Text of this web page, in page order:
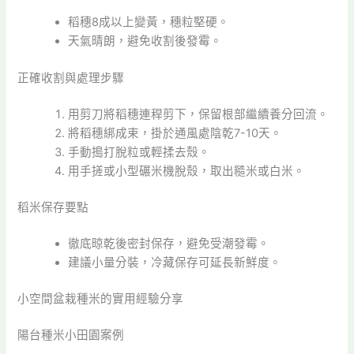
稻穗8成以上變黃，穗粒堅硬。
天氣晴朗，避免收割後發霉。
正確收割與處理步驟
用剪刀將稻穗連稈剪下，保留根部繼續養分回流。
將稻穗綁成束，掛於通風處陰乾7-10天。
手動搗打脫粒或輕揉去殼。
用手搓或小型碾米機脫殼，取出糙米或白米。
稻米保存要點
徹底晾乾後密封保存，避免受潮發霉。
建議小量分裝，冷藏保存可延長新鮮度。
小空間盆栽種米的實用經驗分享
陽台種米小田園案例